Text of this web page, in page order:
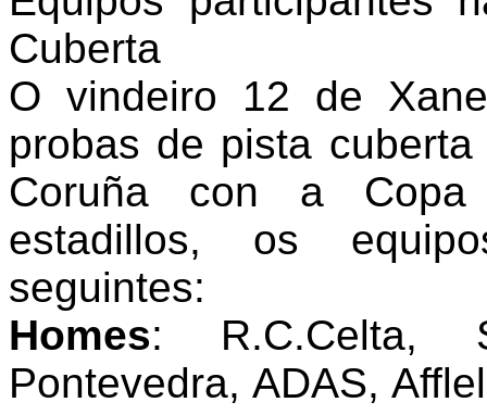
Cuberta
O vindeiro 12 de
probas de pista
Coruña con a
estadillos, os
seguintes:
Homes: R.C.Celta,
Pontevedra, ADAS,